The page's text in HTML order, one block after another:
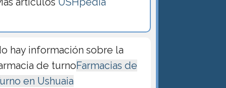
hay información sobre la
de turnoFarmacias de
en Ushuaia